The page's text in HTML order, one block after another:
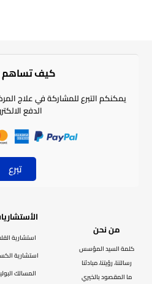
استشارية
استشارية
المسالك
من نحن
كلمة السيد المؤسس
رسالتنا، رؤيتنا، مبادئنا
ما المقصود بالخيري
كيف تساهم
يمكنكم التبرع للمشاركة في علاج
الدفع
تبرع